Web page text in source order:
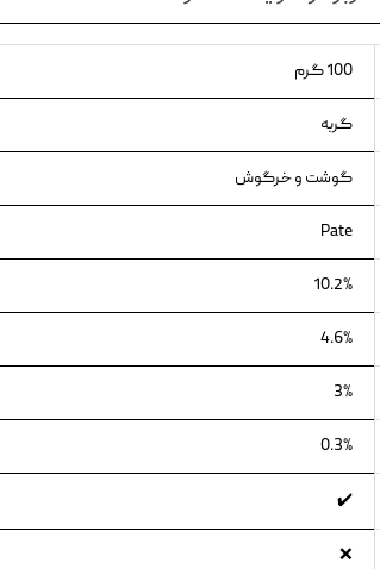
100 گرم
گربه
گوشت و خرگوش
Pate
10.2%
4.6%
3%
0.3%
✔️
❌